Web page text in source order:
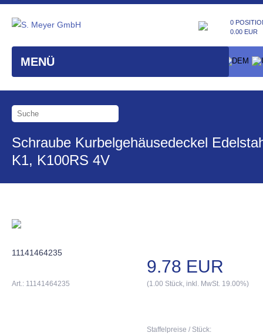
MENÜ
0
0.00 EUR
Schraube Kurbelgehäusedeckel
K1, K100RS 4V
11141464235
9.78 EUR
Art.: 11141464235 (1.00 Stück, inkl. MwSt. 19.00%)
Staffelpreise / Stück: